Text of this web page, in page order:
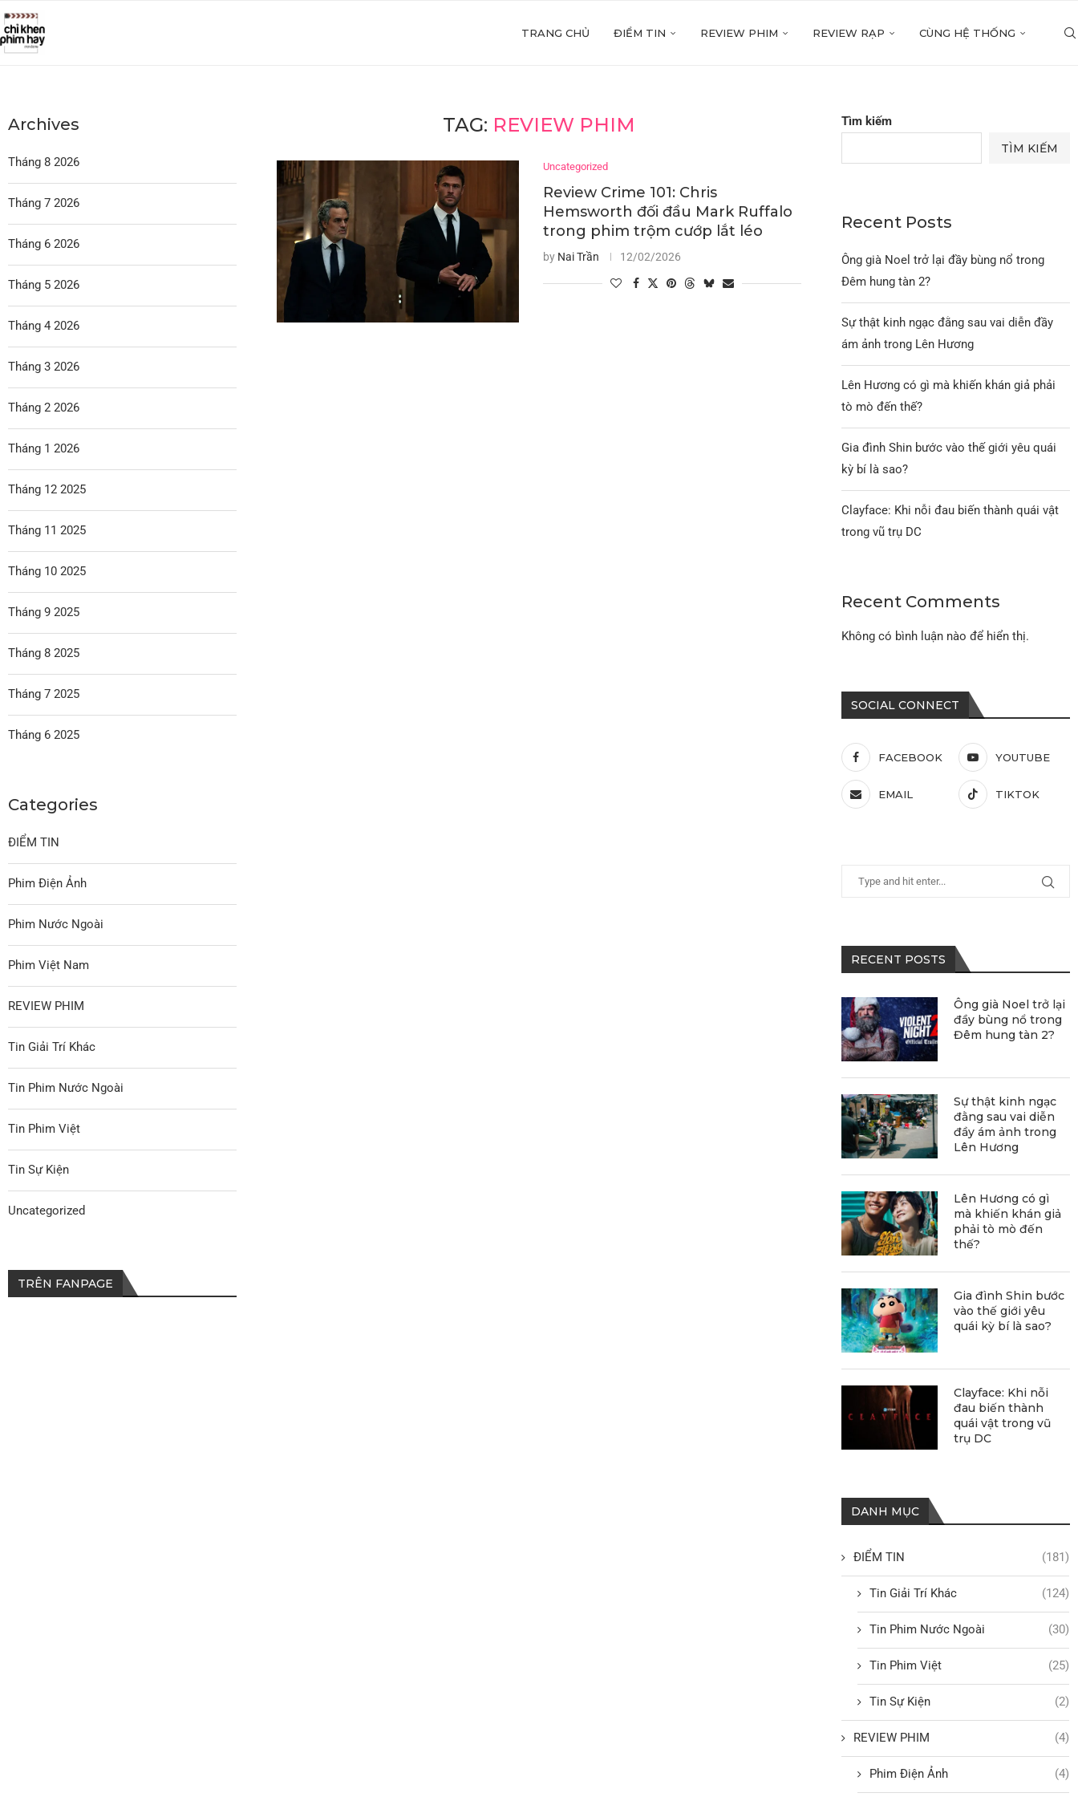
TRANG CHỦ ĐIỂM TIN REVIEW PHIM REVIEW RẠP CÙNG HỆ THỐNG
TAG: REVIEW PHIM
Uncategorized
Review Crime 101: Chris
Hemsworth đối đầu Mark Ruffalo
trong phim trộm cướp lắt léo
by Nai Trần 12/02/2026
Tìm kiếm
TÌM KIẾM
Recent Posts
Ông già Noel trở lại đầy bùng nổ trong
Đêm hung tàn 2?
Sự thật kinh ngạc đằng sau vai diễn đầy
ám ảnh trong Lên Hương
Lên Hương có gì mà khiến khán giả phải
tò mò đến thế?
Gia đình Shin bước vào thế giới yêu quái
kỳ bí là sao?
Clayface: Khi nỗi đau biến thành quái vật
trong vũ trụ DC
Recent Comments
Không có bình luận nào để hiển thị.
SOCIAL CONNECT
FACEBOOK YOUTUBE
EMAIL TIKTOK
RECENT POSTS
Ông già Noel trở lại
đầy bùng nổ trong
Đêm hung tàn 2?
Sự thật kinh ngạc
đằng sau vai diễn
đầy ám ảnh trong
Lên Hương
Lên Hương có gì
mà khiến khán giả
phải tò mò đến
thế?
Gia đình Shin bước
vào thế giới yêu
quái kỳ bí là sao?
Clayface: Khi nỗi
đau biến thành
quái vật trong vũ
trụ DC
DANH MỤC
ĐIỂM TIN (181)
Tin Giải Trí Khác (124)
Tin Phim Nước Ngoài (30)
Tin Phim Việt (25)
Tin Sự Kiện (2)
REVIEW PHIM (4)
Phim Điện Ảnh (4)
Archives
Tháng 8 2026
Tháng 7 2026
Tháng 6 2026
Tháng 5 2026
Tháng 4 2026
Tháng 3 2026
Tháng 2 2026
Tháng 1 2026
Tháng 12 2025
Tháng 11 2025
Tháng 10 2025
Tháng 9 2025
Tháng 8 2025
Tháng 7 2025
Tháng 6 2025
Categories
ĐIỂM TIN
Phim Điện Ảnh
Phim Nước Ngoài
Phim Việt Nam
REVIEW PHIM
Tin Giải Trí Khác
Tin Phim Nước Ngoài
Tin Phim Việt
Tin Sự Kiện
Uncategorized
TRÊN FANPAGE